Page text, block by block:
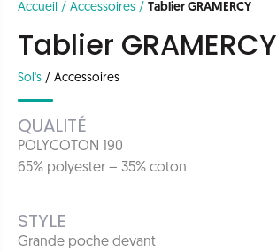
Accueil / Accessoires / Tablier GRAMERCY
Tablier GRAMERCY
Sol's / Accessoires
QUALITÉ
POLYCOTON 190
65% polyester – 35% coton
STYLE
Grande poche devant